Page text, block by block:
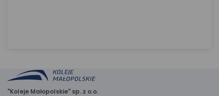
"Koleje Małopolskie" sp. z o.o.